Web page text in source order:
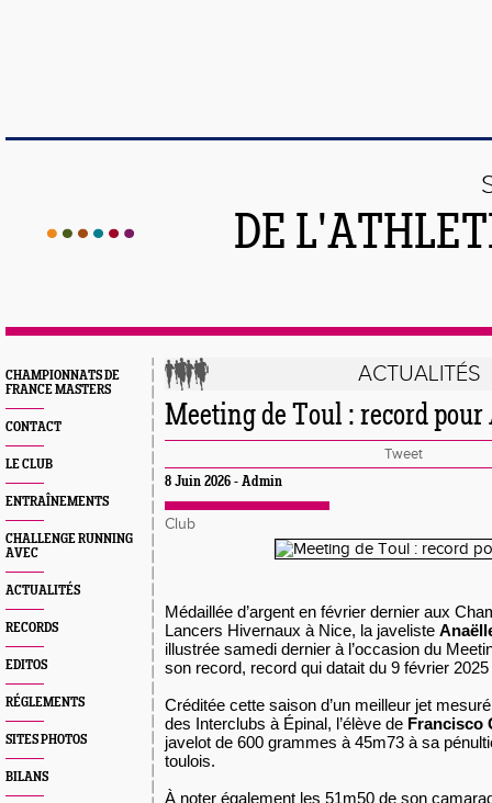
DE
CHAMPIONNATS DE
FRANCE MASTERS
CONTACT
LE CLUB
ENTRAÎNEMENTS
CHALLENGE RUNNING
AVEC
ACTUALITÉS
RECORDS
EDITOS
RÉGLEMENTS
SITES PHOTOS
BILANS
ACTUALITÉS
Meeting de Toul : record
Tweet
8 Juin 2026 - Admin
Club
Médaillée d’argent en février dernier aux
Lancers Hivernaux à Nice, la javeliste
illustrée samedi dernier à l’occasion du
son record, record qui datait du 9 février
Créditée cette saison d’un meilleur jet
des Interclubs à Épinal, l’élève de Francisco
javelot de 600 grammes à 45m73 à sa
toulois.
À noter également les 51m50 de son